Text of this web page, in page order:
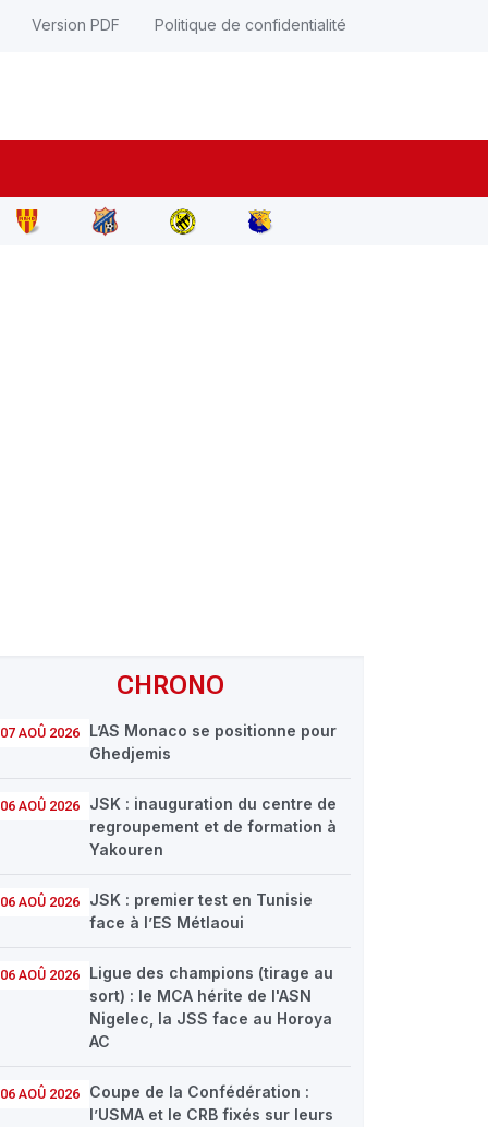
Version PDF Politique de confidentialité
CHRONO
07 AOÛ 2026
L’AS Monaco se positionne pour
Ghedjemis
06 AOÛ 2026
JSK : inauguration du centre de
regroupement et de formation à
Yakouren
06 AOÛ 2026
JSK : premier test en Tunisie
face à l’ES Métlaoui
06 AOÛ 2026
Ligue des champions (tirage au
sort) : le MCA hérite de l'ASN
Nigelec, la JSS face au Horoya
AC
06 AOÛ 2026
Coupe de la Confédération :
l’USMA et le CRB fixés sur leurs